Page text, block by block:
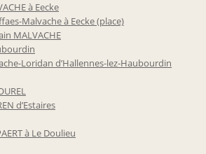
à Eecke
Malvache à Eecke (place)
MALVACHE
Loridan d’Hallennes-lez-Haubourdin
d’Estaires
à Le Doulieu